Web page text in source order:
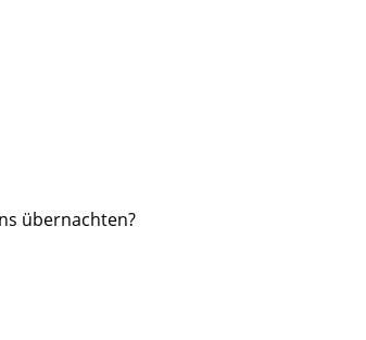
übernachten?